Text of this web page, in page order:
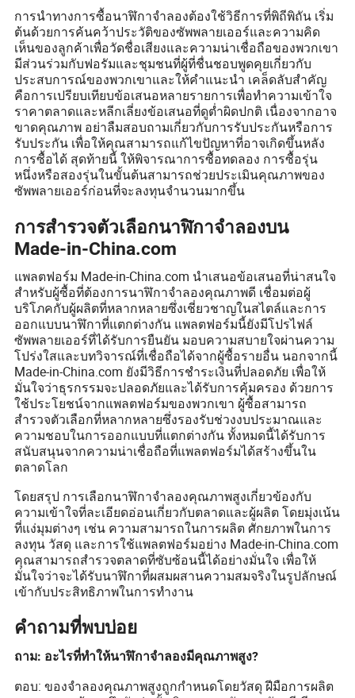
การนำทางการซื้อนาฬิกาจำลองต้องใช้วิธีการที่พิถีพิถัน เริ่ม
ต้นด้วยการค้นคว้าประวัติของซัพพลายเออร์และความคิด
เห็นของลูกค้าเพื่อวัดชื่อเสียงและความน่าเชื่อถือของพวกเขา
มีส่วนร่วมกับฟอรัมและชุมชนที่ผู้ที่ชื่นชอบพูดคุยเกี่ยวกับ
ประสบการณ์ของพวกเขาและให้คำแนะนำ เคล็ดลับสำคัญ
คือการเปรียบเทียบข้อเสนอหลายรายการเพื่อทำความเข้าใจ
ราคาตลาดและหลีกเลี่ยงข้อเสนอที่ดูต่ำผิดปกติ เนื่องจากอาจ
ขาดคุณภาพ อย่าลืมสอบถามเกี่ยวกับการรับประกันหรือการ
รับประกัน เพื่อให้คุณสามารถแก้ไขปัญหาที่อาจเกิดขึ้นหลัง
การซื้อได้ สุดท้ายนี้ ให้พิจารณาการซื้อทดลอง การซื้อรุ่น
หนึ่งหรือสองรุ่นในขั้นต้นสามารถช่วยประเมินคุณภาพของ
ซัพพลายเออร์ก่อนที่จะลงทุนจำนวนมากขึ้น
การสำรวจตัวเลือกนาฬิกาจำลองบน
Made-in-China.com
แพลตฟอร์ม Made-in-China.com นำเสนอข้อเสนอที่น่าสนใจ
สำหรับผู้ซื้อที่ต้องการนาฬิกาจำลองคุณภาพดี เชื่อมต่อผู้
บริโภคกับผู้ผลิตที่หลากหลายซึ่งเชี่ยวชาญในสไตล์และการ
ออกแบบนาฬิกาที่แตกต่างกัน แพลตฟอร์มนี้ยังมีโปรไฟล์
ซัพพลายเออร์ที่ได้รับการยืนยัน มอบความสบายใจผ่านความ
โปร่งใสและบทวิจารณ์ที่เชื่อถือได้จากผู้ซื้อรายอื่น นอกจากนี้
Made-in-China.com ยังมีวิธีการชำระเงินที่ปลอดภัย เพื่อให้
มั่นใจว่าธุรกรรมจะปลอดภัยและได้รับการคุ้มครอง ด้วยการ
ใช้ประโยชน์จากแพลตฟอร์มของพวกเขา ผู้ซื้อสามารถ
สำรวจตัวเลือกที่หลากหลายซึ่งรองรับช่วงงบประมาณและ
ความชอบในการออกแบบที่แตกต่างกัน ทั้งหมดนี้ได้รับการ
สนับสนุนจากความน่าเชื่อถือที่แพลตฟอร์มได้สร้างขึ้นใน
ตลาดโลก
โดยสรุป การเลือกนาฬิกาจำลองคุณภาพสูงเกี่ยวข้องกับ
ความเข้าใจที่ละเอียดอ่อนเกี่ยวกับตลาดและผู้ผลิต โดยมุ่งเน้น
ที่แง่มุมต่างๆ เช่น ความสามารถในการผลิต ศักยภาพในการ
ลงทุน วัสดุ และการใช้แพลตฟอร์มอย่าง Made-in-China.com
คุณสามารถสำรวจตลาดที่ซับซ้อนนี้ได้อย่างมั่นใจ เพื่อให้
มั่นใจว่าจะได้รับนาฬิกาที่ผสมผสานความสมจริงในรูปลักษณ์
เข้ากับประสิทธิภาพในการทำงาน
คำถามที่พบบ่อย
ถาม: อะไรที่ทำให้นาฬิกาจำลองมีคุณภาพสูง?
ตอบ: ของจำลองคุณภาพสูงถูกกำหนดโดยวัสดุ ฝีมือการผลิต